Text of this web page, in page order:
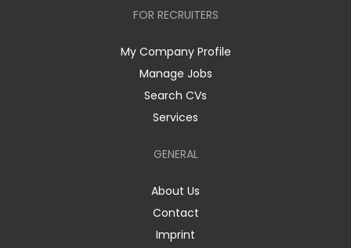
FOR RECRUITERS
My Company Profile
Manage Jobs
Search CVs
Services
GENERAL
About Us
Contact
Imprint